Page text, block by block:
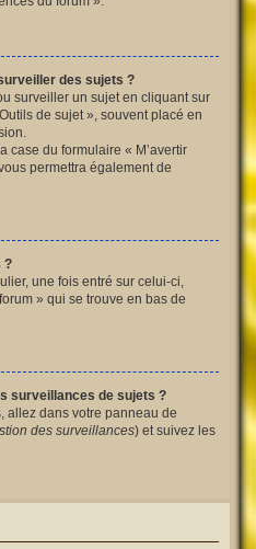
des sujets ?
surveiller un sujet en cliquant sur
de sujet », souvent placé en
case du formulaire « M’avertir
permettra également de
?
une fois entré sur celui-ci,
» qui se trouve en bas de
surveillances de sujets ?
allez dans votre panneau de
des surveillances) et suivez les